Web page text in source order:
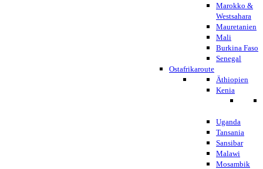
Marokko &
Westsahara
Mauretanien
Mali
Burkina Faso
Senegal
Ostafrikaroute
Äthiopien
Kenia
Uganda
Tansania
Sansibar
Malawi
Mosambik